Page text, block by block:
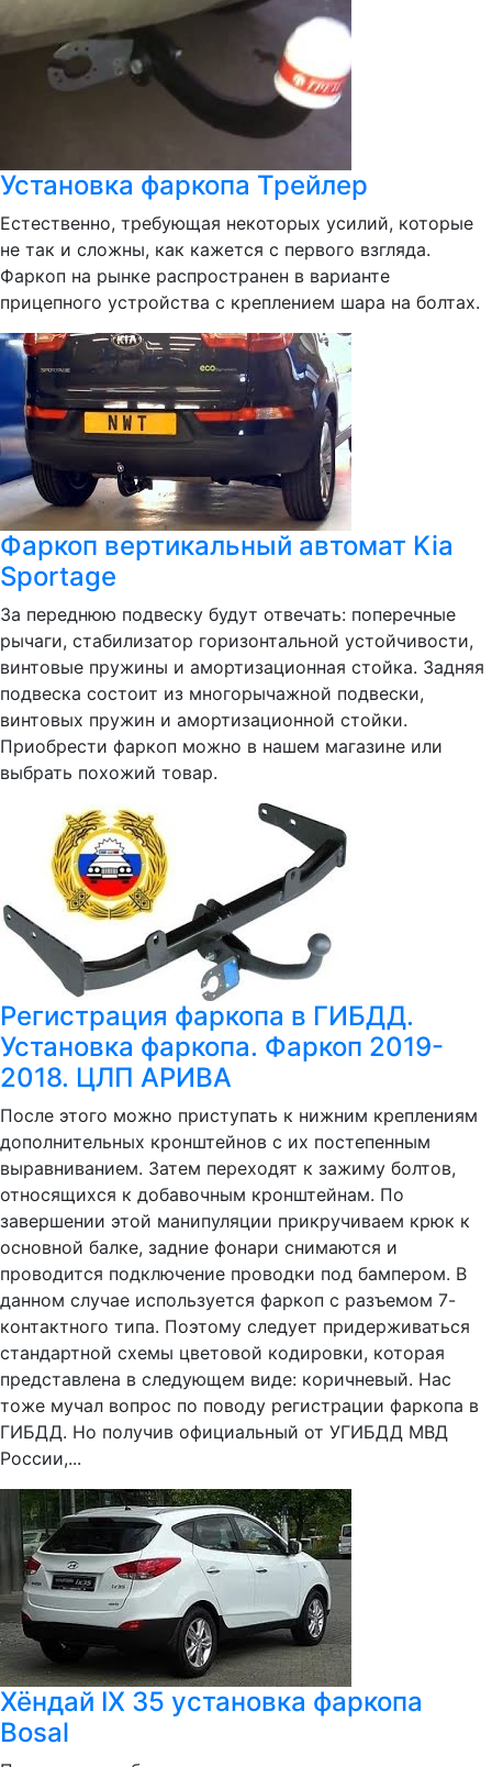
Установка фаркопа Трейлер
Естественно, требующая некоторых усилий, которые
не так и сложны, как кажется с первого взгляда.
Фаркоп на рынке распространен в варианте
прицепного устройства с креплением шара на болтах.
Фаркоп вертикальный автомат Kia
Sportage
За переднюю подвеску будут отвечать: поперечные
рычаги, стабилизатор горизонтальной устойчивости,
винтовые пружины и амортизационная стойка. Задняя
подвеска состоит из многорычажной подвески,
винтовых пружин и амортизационной стойки.
Приобрести фаркоп можно в нашем магазине или
выбрать похожий товар.
Регистрация фаркопа в ГИБДД.
Установка фаркопа. Фаркоп 2019-
2018. ЦЛП АРИВА
После этого можно приступать к нижним креплениям
дополнительных кронштейнов с их постепенным
выравниванием. Затем переходят к зажиму болтов,
относящихся к добавочным кронштейнам. По
завершении этой манипуляции прикручиваем крюк к
основной балке, задние фонари снимаются и
проводится подключение проводки под бампером. В
данном случае используется фаркоп с разъемом 7-
контактного типа. Поэтому следует придерживаться
стандартной схемы цветовой кодировки, которая
представлена в следующем виде: коричневый. Нас
тоже мучал вопрос по поводу регистрации фаркопа в
ГИБДД. Но получив официальный от УГИБДД МВД
России,...
Хёндай IX 35 установка фаркопа
Bosal